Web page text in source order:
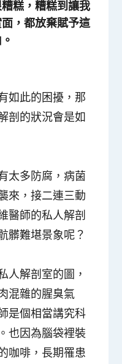
糕，糟糕到讓我
，都放棄賦予這
如此的困擾，那
剖的狀況會是如
太多防腐，病菌
來，接二連三動
醫師的私人解剖
髒難堪景象呢？
人解剖室的圖，
混雜的腥臭氣
是個相當講究科
也因為腦袋裡裝
咖啡，長期罹患